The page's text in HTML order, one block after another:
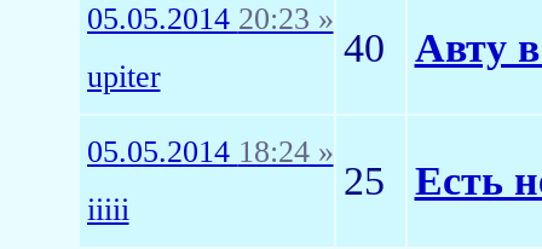
05.05.2014 20:23 »
upiter
40 Авту
05.05.2014 18:24 »
iiiii
25 Есть